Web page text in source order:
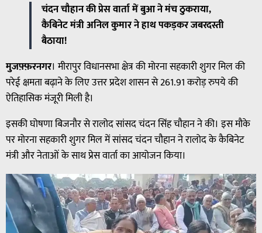
चंदन चौहान की प्रेस वार्ता में बुआ ने मंच ठुकराया,
कैबिनेट मंत्री अनिल कुमार ने हाथ पकड़कर जबरदस्ती
बैठाया!
मुजफ़्फ़रनगर। मीरापुर विधानसभा क्षेत्र की मोरना सहकारी शुगर मिल की
परेई क्षमता बढ़ाने के लिए उत्तर प्रदेश शासन से 261.91 करोड़ रुपये की
ऐतिहासिक मंजूरी मिली है।
इसकी घोषणा बिजनौर से रालोद सांसद चंदन सिंह चौहान ने की। इस मौके
पर मोरना सहकारी शुगर मिल में सांसद चंदन चौहान ने रालोद के कैबिनेट
मंत्री और नेताओं के साथ प्रेस वार्ता का आयोजन किया।